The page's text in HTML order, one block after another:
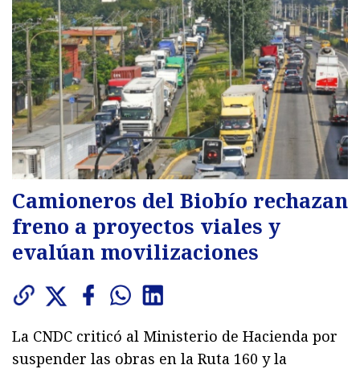
Camioneros del Biobío rechazan
freno a proyectos viales y
evalúan movilizaciones
La CNDC criticó al Ministerio de Hacienda por
suspender las obras en la Ruta 160 y la